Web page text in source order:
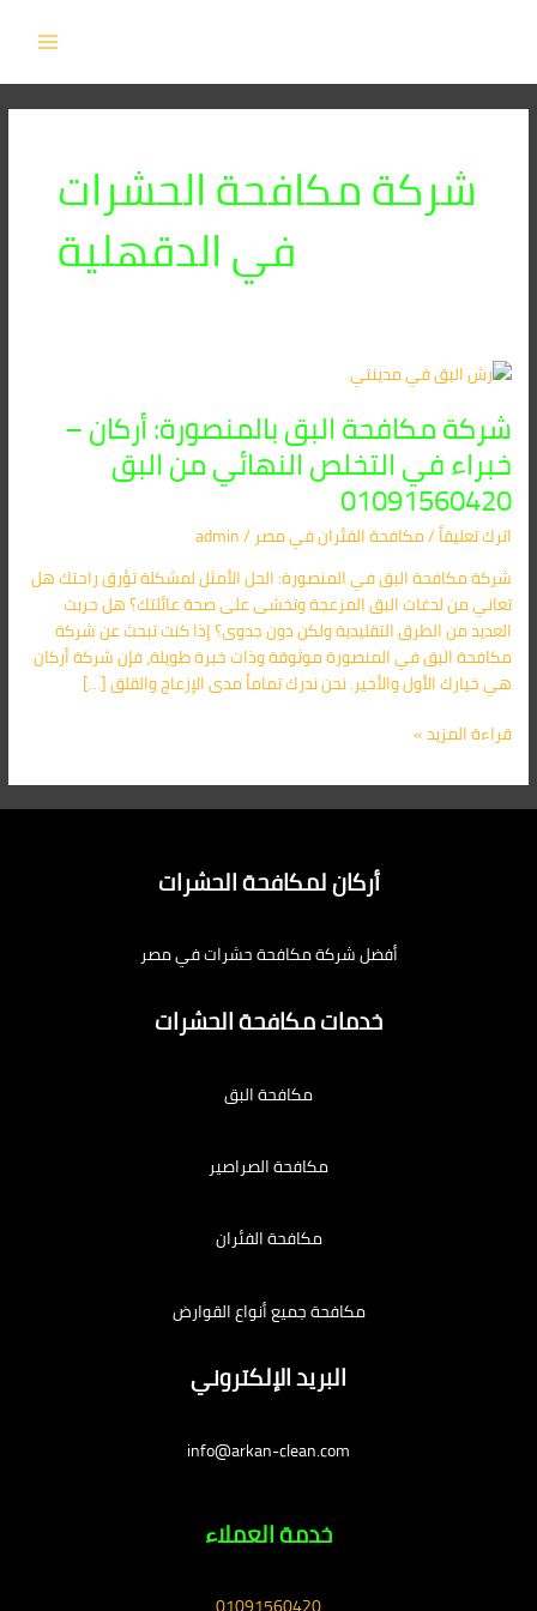
شركة مكافحة الحشرات
في الدقهلية
شركة مكافحة البق بالمنصورة: أركان –
خبراء في التخلص النهائي من البق
01091560420
اترك تعليقاً/مكافحة الفئران​ في مصر/
admin
شركة مكافحة البق في المنصورة: الحل الأمثل لمشكلة تؤرق راحتك هل
تعاني من لدغات البق المزعجة وتخشى على صحة عائلتك؟ هل جربت
العديد من الطرق التقليدية ولكن دون جدوى؟ إذا كنت تبحث عن شركة
مكافحة البق في المنصورة موثوقة وذات خبرة طويلة، فإن شركة أركان
هي خيارك الأول والأخير. نحن ندرك تماماً مدى الإزعاج والقلق […]
شركة
البق
بالمنصورة:
أركان
–
خبراء
في
التخلص
النهائي
من
البق
01091560420
قراءة المزيد »
أركان لمكافحة الحشرات
أفضل شركة مكافحة حشرات في مصر
خدمات مكافحة الحشرات
مكافحة البق
مكافحة الصراصير
مكافحة الفئران
مكافحة جميع أنواع القوارض
البريد الإلكتروني
info@arkan-clean.com
خدمة العملاء